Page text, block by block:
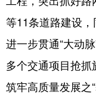
健康
食品
溯源中国
等11条道路建设
进一步贯通“大动
多个交通项目抢抓
筑牢高质量发展之